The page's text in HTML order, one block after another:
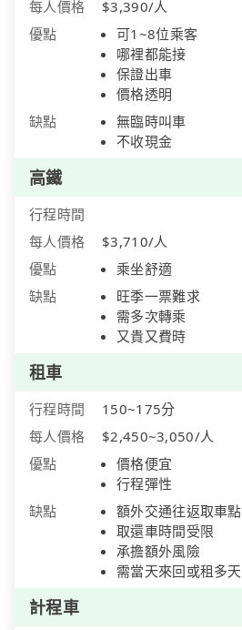
每人價格
$3,390/人
優點
可1~8位乘客
哪裡都能接
保證出車
價格透明
缺點
無臨時叫車
不收現金
高鐵
行程時間
每人價格
$3,710/人
優點
乘坐舒適
缺點
旺季一票難求
需多次轉乘
又貴又費時
租車
行程時間
150~175分
每人價格
$2,450~3,050/人
優點
價格便宜
行程彈性
缺點
額外交通往返取車點
取還車時間受限
承擔額外風險
需當天來回或租多天
計程車